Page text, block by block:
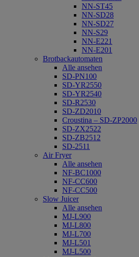
NN-ST45
NN-SD28
NN-SD27
NN-S29
NN-E221
NN-E201
Brotbackautomaten
Alle ansehen
SD-PN100
SD-YR2550
SD-YR2540
SD-R2530
SD-ZD2010
Croustina – SD-ZP2000
SD-ZX2522
SD-ZB2512
SD-2511
Air Fryer
Alle ansehen
NF-BC1000
NF-CC600
NF-CC500
Slow Juicer
Alle ansehen
MJ-L900
MJ-L800
MJ-L700
MJ-L501
MJ-L500